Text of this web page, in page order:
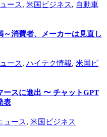
ース, 米国ビジネス, 自動車
消費者、メーカーは見直し
ース, ハイテク情報, 米国ビ
ースに進出 〜 チャットGPT
表
ュース, 米国ビジネス